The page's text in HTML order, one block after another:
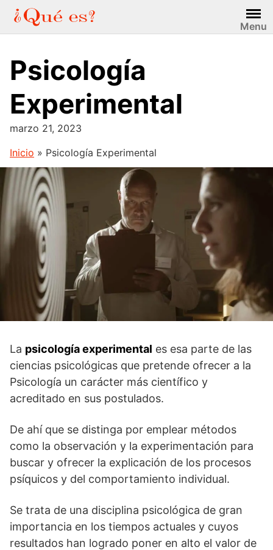
Saltar
contenido
Menu
Psicología
Experimental
marzo 21, 2023
Inicio » Psicología Experimental
La psicología experimental es esa parte de las
ciencias psicológicas que pretende ofrecer a la
Psicología un carácter más científico y
acreditado en sus postulados.
De ahí que se distinga por emplear métodos
como la observación y la experimentación para
buscar y ofrecer la explicación de los procesos
psíquicos y del comportamiento individual.
Se trata de una disciplina psicológica de gran
importancia en los tiempos actuales y cuyos
resultados han logrado poner en alto el valor de